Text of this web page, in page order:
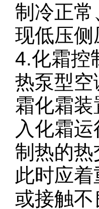
制冷正
现低压
4.化霜控
热泵型
霜化霜
入化霜
制热的
此时应
或接触